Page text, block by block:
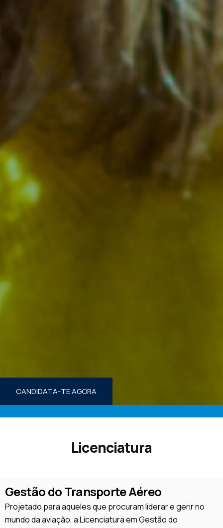
CANDIDATA-TE AGORA
Licenciatura
Gestão do Transporte Aéreo
Projetado para aqueles que procuram liderar e gerir no
mundo da aviação, a Licenciatura em Gestão do